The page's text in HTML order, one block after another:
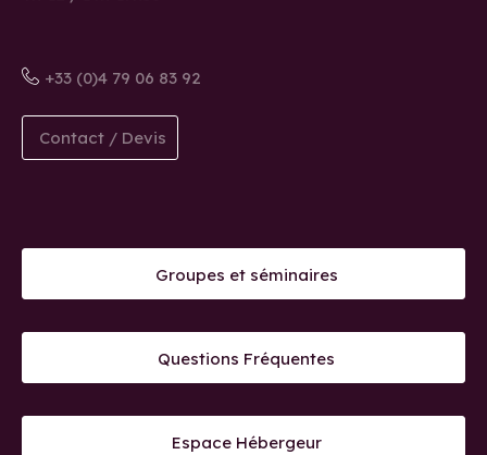
+33 (0)4 79 06 83 92
Contact / Devis
Groupes et séminaires
Questions Fréquentes
Espace Hébergeur